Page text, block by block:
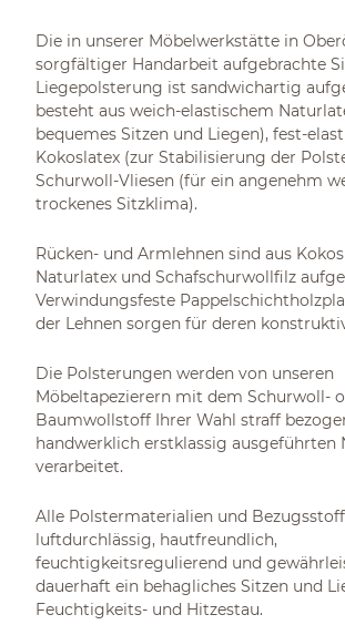
Die in unserer Möbelwerkstätte in
sorgfältiger Handarbeit aufgebrachte
Liegepolsterung ist sandwichartig
besteht aus weich-elastischem
bequemes Sitzen und Liegen), fest-
Kokoslatex (zur Stabilisierung der
Schurwoll-Vliesen (für ein angenehm
trockenes Sitzklima).
Rücken- und Armlehnen sind aus
Naturlatex und Schafschurwollfilz
Verwindungsfeste
der Lehnen sorgen für deren
Die Polsterungen werden von unseren
Möbeltapezierern mit dem Schurwoll-
Baumwollstoff Ihrer Wahl straff
handwerklich erstklassig ausgeführten
verarbeitet.
Alle Polstermaterialien und
luftdurchlässig, hautfreundlich,
feuchtigkeitsregulierend und
dauerhaft ein behagliches Sitzen und
Feuchtigkeits- und Hitzestau.